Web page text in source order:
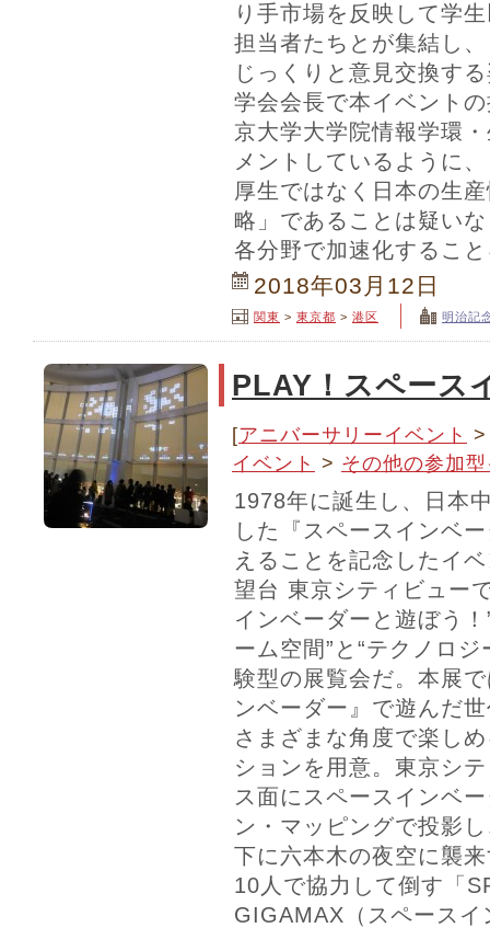
り手市場を反映して学
担当者たちとが集結し
じっくりと意見交換す
学会会長で本イベント
京大学大学院情報学環
メントしているように
厚生ではなく日本の生
略」であることは疑い
各分野で加速化するこ
2018年03月12日
関東 > 東京都 > 港区 明治記
PLAY！スペース
[アニバーサリーイベント
イベント > その他の参加
1978年に誕生し、日本
した『スペースインベ
えることを記念したイ
望台 東京シティビュー
インベーダーと遊ぼう
ーム空間”と“テクノロ
験型の展覧会だ。本展
ンベーダー』で遊んだ
さまざまな角度で楽し
ションを用意。東京シ
ス面にスペースインベ
ン・マッピングで投影
下に六本木の夜空に襲
10人で協力して倒す「
GIGAMAX（スペース